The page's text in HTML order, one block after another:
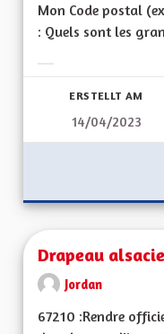
Mon Code postal
: Quels sont les
ERSTELLT AM
14/04/2023
Drapeau
Jordan
67210 :Rendre